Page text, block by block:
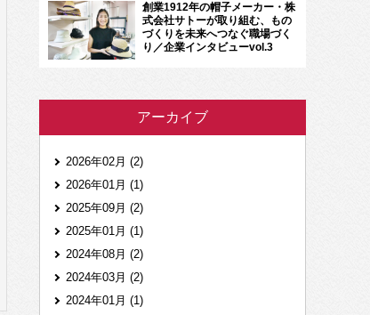
創業1912年の帽子メーカー・株
式会社サトーが取り組む、もの
づくりを未来へつなぐ職場づく
り／企業インタビューvol.3
アーカイブ
2026年02月 (2)
2026年01月 (1)
2025年09月 (2)
2025年01月 (1)
2024年08月 (2)
2024年03月 (2)
2024年01月 (1)